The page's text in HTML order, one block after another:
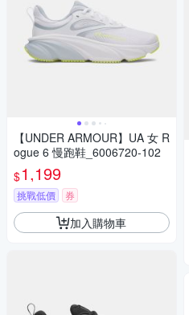
【UNDER ARMOUR】UA 女 R
ogue 6 慢跑鞋_6006720-102
$1,199
挑戰低價 券
加入購物車